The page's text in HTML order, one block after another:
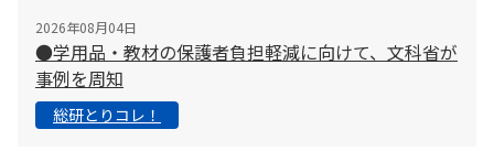
2026年08月04日
●学用品・教材の保護者負担軽減に向けて、文科省が
事例を周知
総研とりコレ！